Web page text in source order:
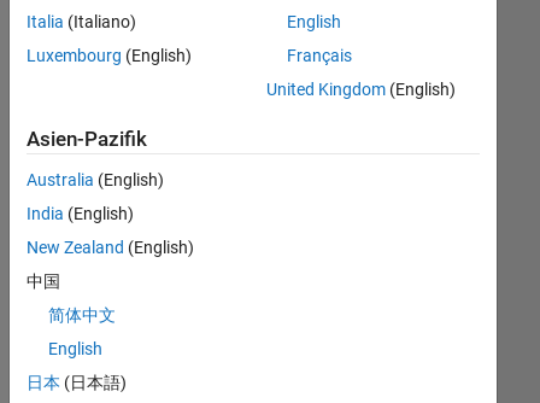
alle
Stellenangebote
anzeigen .
noch
keine
offenen
Stellen
können,
die
Ihren
entsprechen,
Italia (Italiano)
Luxembourg (English)
English
Français
United Kingdom(English)
Asien-Pazifik
Australia (English)
India (English)
New Zealand (English)
中国
简体中文
English
日本 (日本語)